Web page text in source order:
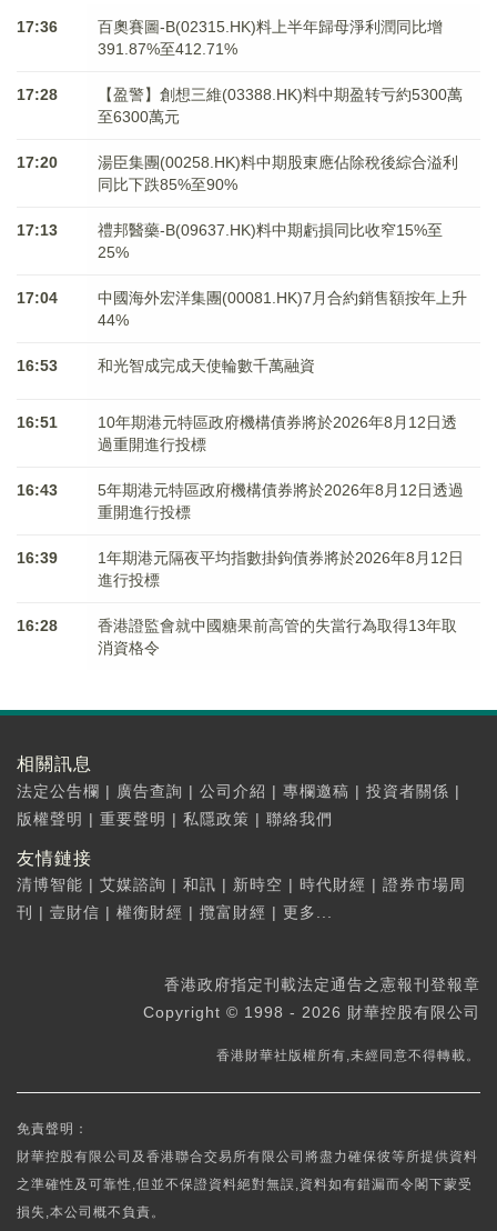
17:36
百奧賽圖-B(02315.HK)料上半年歸母淨利潤同比增
391.87%至412.71%
17:28
【盈警】創想三維(03388.HK)料中期盈转亏約5300萬
至6300萬元
17:20
湯臣集團(00258.HK)料中期股東應佔除稅後綜合溢利
同比下跌85%至90%
17:13
禮邦醫藥-B(09637.HK)料中期虧損同比收窄15%至
25%
17:04
中國海外宏洋集團(00081.HK)7月合約銷售額按年上升
44%
16:53 和光智成完成天使輪數千萬融資
16:51
10年期港元特區政府機構債券將於2026年8月12日透
過重開進行投標
16:43
5年期港元特區政府機構債券將於2026年8月12日透過
重開進行投標
16:39
1年期港元隔夜平均指數掛鉤債券將於2026年8月12日
進行投標
16:28
香港證監會就中國糖果前高管的失當行為取得13年取
消資格令
相關訊息
法定公告欄 | 廣告查詢 | 公司介紹 | 專欄邀稿 | 投資者關係 |
版權聲明 | 重要聲明 | 私隱政策 | 聯絡我們
友情鏈接
清博智能 | 艾媒諮詢 | 和訊 | 新時空 | 時代財經 | 證券市場周
刊
| 壹財信 | 權衡財經 | 攬富財經 | 更多...
香港政府指定刊載法定通告之憲報刊登報章
Copyright © 1998 - 2026 財華控股有限公司
香港財華社版權所有,未經同意不得轉載。
免責聲明：
財華控股有限公司及香港聯合交易所有限公司將盡力確保彼等所提供資料
之準確性及可靠性,但並不保證資料絕對無誤,資料如有錯漏而令閣下蒙受
損失,本公司概不負責。